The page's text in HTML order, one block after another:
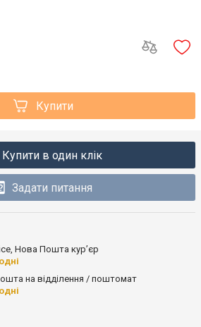
Купити
Купити в один клік
Задати питання
Нова Пошта кур’єр
на відділення / поштомат